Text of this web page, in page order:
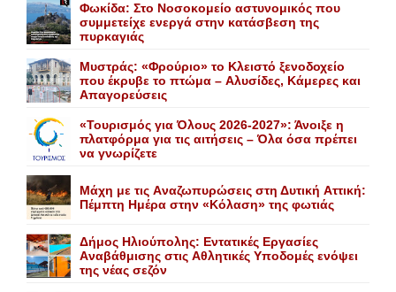
Φωκίδα: Στο Νοσοκομείο αστυνομικός που
συμμετείχε ενεργά στην κατάσβεση της
πυρκαγιάς
Mυστράς: «Φρούριο» το Kλειστό ξενοδοχείο
που έκρυβε το πτώμα – Aλυσίδες, Kάμερες και
Aπαγορεύσεις
«Τουρισμός για Όλους 2026-2027»: Άνοιξε η
πλατφόρμα για τις αιτήσεις – Όλα όσα πρέπει
να γνωρίζετε
Mάχη με τις Aναζωπυρώσεις στη Δυτική Aττική:
Πέμπτη Hμέρα στην «Kόλαση» της φωτιάς
Δήμος Ηλιούπολης: Eντατικές Eργασίες
Aναβάθμισης στις Aθλητικές Yποδομές ενόψει
της νέας σεζόν